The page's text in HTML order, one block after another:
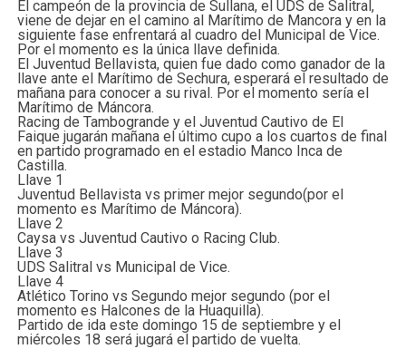
El campeón de la provincia de Sullana, el UDS de Salitral,
viene de dejar en el camino al Marítimo de Mancora y en la
siguiente fase enfrentará al cuadro del Municipal de Vice.
Por el momento es la única llave definida.
El Juventud Bellavista, quien fue dado como ganador de la
llave ante el Marítimo de Sechura, esperará el resultado de
mañana para conocer a su rival. Por el momento sería el
Marítimo de Máncora.
Racing de Tambogrande y el Juventud Cautivo de El
Faique jugarán mañana el último cupo a los cuartos de final
en partido programado en el estadio Manco Inca de
Castilla.
Llave 1
Juventud Bellavista vs primer mejor segundo(por el
momento es Marítimo de Máncora).
Llave 2
Caysa vs Juventud Cautivo o Racing Club.
Llave 3
UDS Salitral vs Municipal de Vice.
Llave 4
Atlético Torino vs Segundo mejor segundo (por el
momento es Halcones de la Huaquilla).
Partido de ida este domingo 15 de septiembre y el
miércoles 18 será jugará el partido de vuelta.